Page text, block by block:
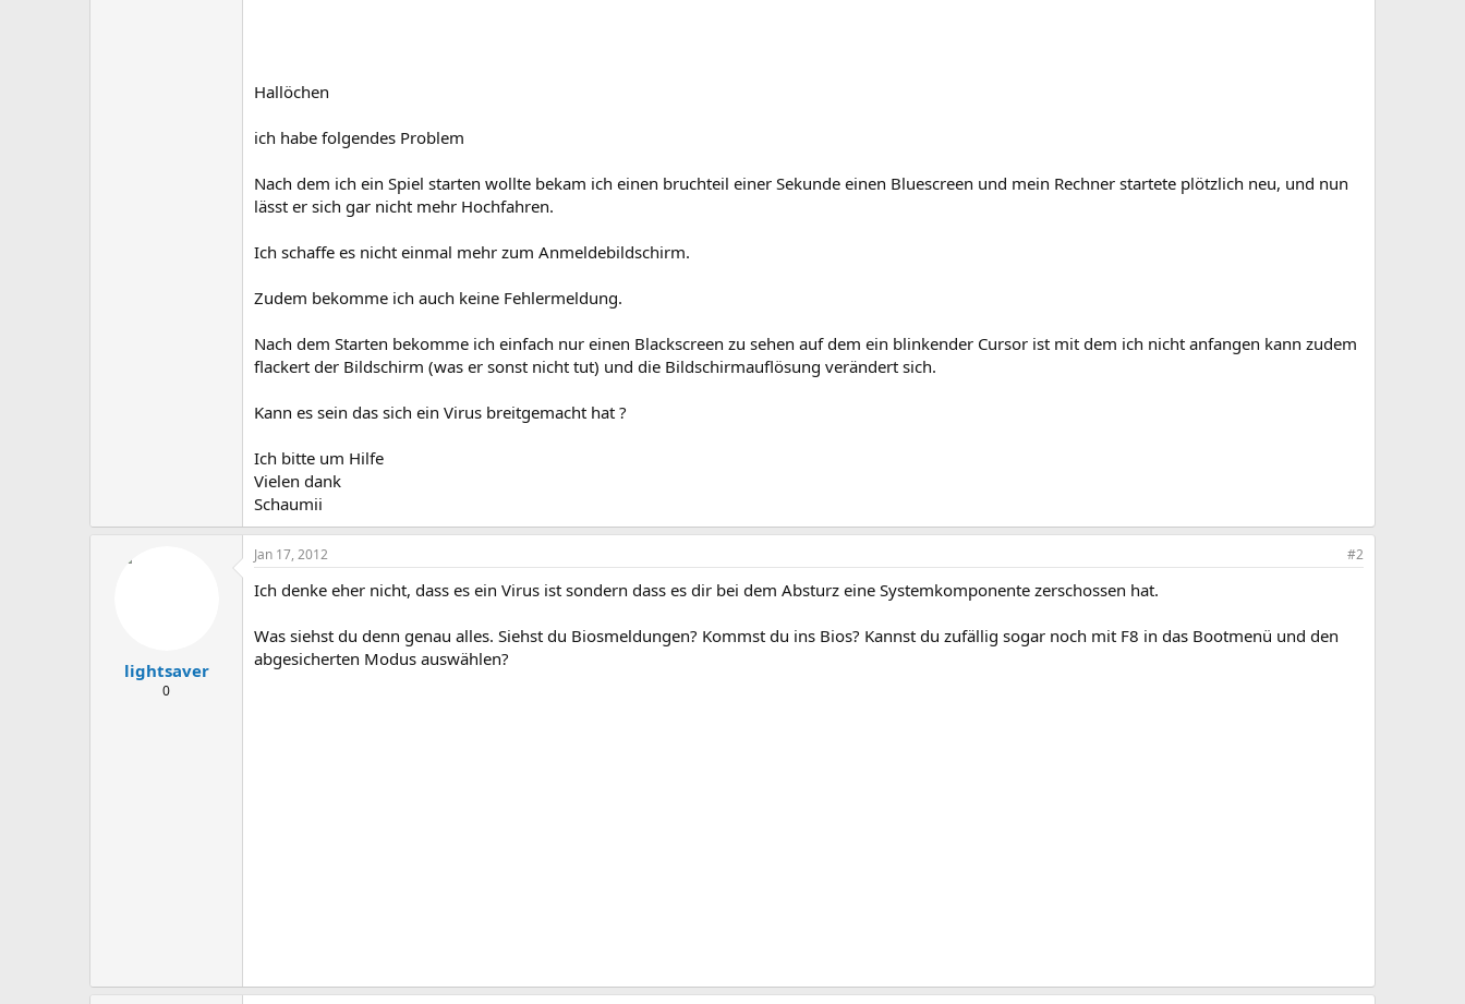
Hallöchen
ich habe folgendes Problem
Nach dem ich ein Spiel starten wollte bekam ich einen bruchteil einer Sekunde einen Bluescreen und mein Rechner startete plötzlich neu, und nun
lässt er sich gar nicht mehr Hochfahren.
Ich schaffe es nicht einmal mehr zum Anmeldebildschirm.
Zudem bekomme ich auch keine Fehlermeldung.
Nach dem Starten bekomme ich einfach nur einen Blackscreen zu sehen auf dem ein blinkender Cursor ist mit dem ich nicht anfangen kann zudem
flackert der Bildschirm (was er sonst nicht tut) und die Bildschirmauflösung verändert sich.
Kann es sein das sich ein Virus breitgemacht hat ?
Ich bitte um Hilfe
Vielen dank
Schaumii
lightsaver
0
Jan 17, 2012 #2
Ich denke eher nicht, dass es ein Virus ist sondern dass es dir bei dem Absturz eine Systemkomponente zerschossen hat.
Was siehst du denn genau alles. Siehst du Biosmeldungen? Kommst du ins Bios? Kannst du zufällig sogar noch mit F8 in das Bootmenü und den
abgesicherten Modus auswählen?